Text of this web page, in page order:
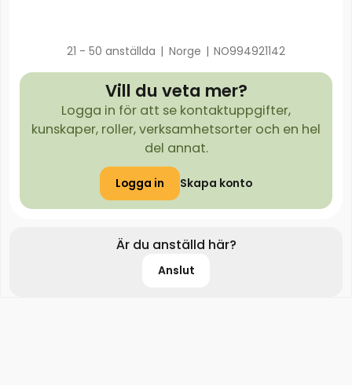
21 - 50 anställda | Norge | NO994921142
Vill du veta mer?
Logga in för att se kontaktuppgifter,
kunskaper, roller, verksamhetsorter och en hel
del annat.
Logga in Skapa konto
Är du anställd här?
Anslut